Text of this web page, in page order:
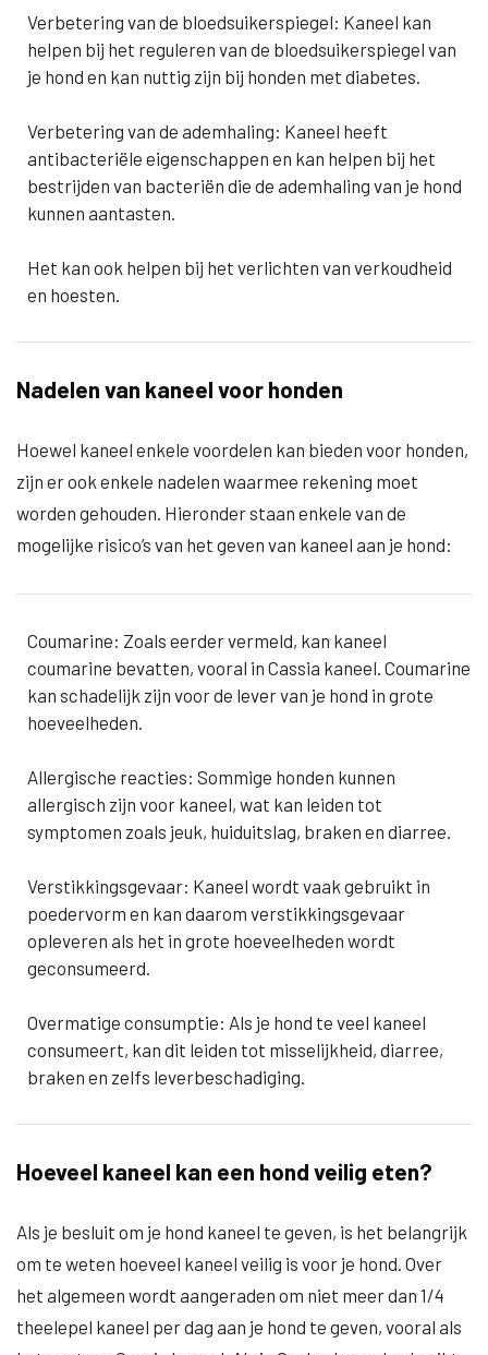
Verbetering van de bloedsuikerspiegel: Kaneel kan
helpen bij het reguleren van de bloedsuikerspiegel van
je hond en kan nuttig zijn bij honden met diabetes.
Verbetering van de ademhaling: Kaneel heeft
antibacteriële eigenschappen en kan helpen bij het
bestrijden van bacteriën die de ademhaling van je hond
kunnen aantasten.
Het kan ook helpen bij het verlichten van verkoudheid
en hoesten.
Nadelen van kaneel voor honden
Hoewel kaneel enkele voordelen kan bieden voor honden,
zijn er ook enkele nadelen waarmee rekening moet
worden gehouden. Hieronder staan enkele van de
mogelijke risico’s van het geven van kaneel aan je hond:
Coumarine: Zoals eerder vermeld, kan kaneel
coumarine bevatten, vooral in Cassia kaneel. Coumarine
kan schadelijk zijn voor de lever van je hond in grote
hoeveelheden.
Allergische reacties: Sommige honden kunnen
allergisch zijn voor kaneel, wat kan leiden tot
symptomen zoals jeuk, huiduitslag, braken en diarree.
Verstikkingsgevaar: Kaneel wordt vaak gebruikt in
poedervorm en kan daarom verstikkingsgevaar
opleveren als het in grote hoeveelheden wordt
geconsumeerd.
Overmatige consumptie: Als je hond te veel kaneel
consumeert, kan dit leiden tot misselijkheid, diarree,
braken en zelfs leverbeschadiging.
Hoeveel kaneel kan een hond veilig eten?
Als je besluit om je hond kaneel te geven, is het belangrijk
om te weten hoeveel kaneel veilig is voor je hond. Over
het algemeen wordt aangeraden om niet meer dan 1/4
theelepel kaneel per dag aan je hond te geven, vooral als